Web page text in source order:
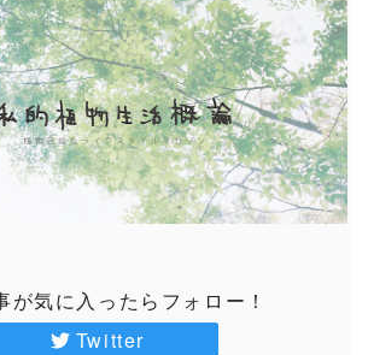
が気に入ったらフォロー！
Twitter